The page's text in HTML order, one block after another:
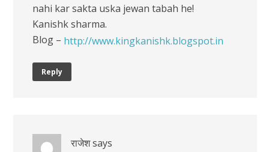
nahi kar sakta uska jewan tabah he!
Kanishk sharma.
Blog – http://www.kingkanishk.blogspot.in
Reply
राजेशsays